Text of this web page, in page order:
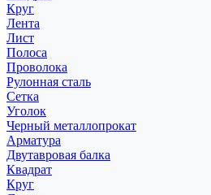
Круг
Лента
Лист
Полоса
Проволока
Рулонная сталь
Сетка
Уголок
Черный металлопрокат
Арматура
Двутавровая балка
Квадрат
Круг